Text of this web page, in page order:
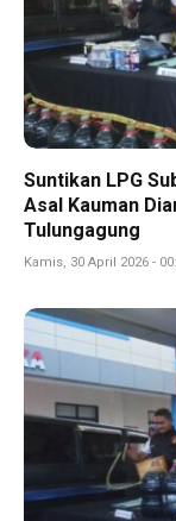
Suntikan LPG
Asal Kauman
Tulungagung
Kamis, 30 April 2026 -